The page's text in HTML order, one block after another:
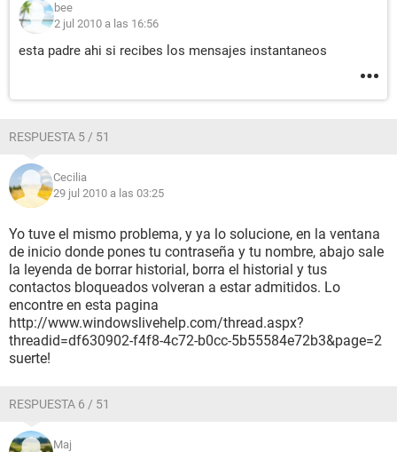
bee
2 jul 2010 a las 16:56
esta padre ahi si recibes los mensajes instantaneos
RESPUESTA 5 / 51
Cecilia
29 jul 2010 a las 03:25
Yo tuve el mismo problema, y ya lo solucione, en la ventana
de inicio donde pones tu contraseña y tu nombre, abajo sale
la leyenda de borrar historial, borra el historial y tus
contactos bloqueados volveran a estar admitidos. Lo
encontre en esta pagina
http://www.windowslivehelp.com/thread.aspx?
threadid=df630902-f4f8-4c72-b0cc-5b55584e72b3&page=2
suerte!
RESPUESTA 6 / 51
Maj